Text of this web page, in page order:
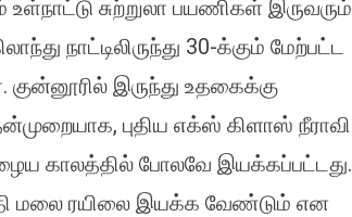
சுற்றுலா பயணிகள் இருவரும்
நாட்டிலிருந்து 30-க்கும் மேற்பட்ட
இருந்து உதகைக்கு
புதிய எக்ஸ் கிளாஸ் நீராவி
காலத்தில் போலவே இயக்கப்பட்டது.
மலை ரயிலை இயக்க வேண்டும் என